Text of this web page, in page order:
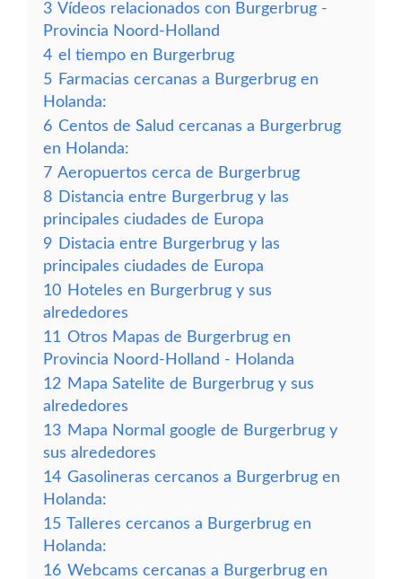
3 Vídeos relacionados con Burgerbrug -
Provincia Noord-Holland
4 el tiempo en Burgerbrug
5 Farmacias cercanas a Burgerbrug en
Holanda:
6 Centos de Salud cercanas a Burgerbrug
en Holanda:
7 Aeropuertos cerca de Burgerbrug
8 Distancia entre Burgerbrug y las
principales ciudades de Europa
9 Distacia entre Burgerbrug y las
principales ciudades de Europa
10 Hoteles en Burgerbrug y sus
alrededores
11 Otros Mapas de Burgerbrug en
Provincia Noord-Holland - Holanda
12 Mapa Satelite de Burgerbrug y sus
alrededores
13 Mapa Normal google de Burgerbrug y
sus alrededores
14 Gasolineras cercanos a Burgerbrug en
Holanda:
15 Talleres cercanos a Burgerbrug en
Holanda:
16 Webcams cercanas a Burgerbrug en